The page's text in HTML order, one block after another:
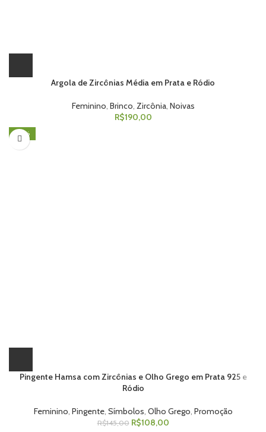
Argola de Zircônias Média em Prata e Ródio
Feminino Brinco Zircônia, Noivas
R$190,00
-26%
Pingente Hamsa com Zircônias e Olho Grego em Prata 925 e
Ródio
Feminino Pingente, Símbolos Olho Grego Promoção
R$145,00 R$108,00